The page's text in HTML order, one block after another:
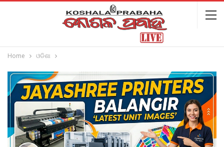
Home ଓଡିଶା